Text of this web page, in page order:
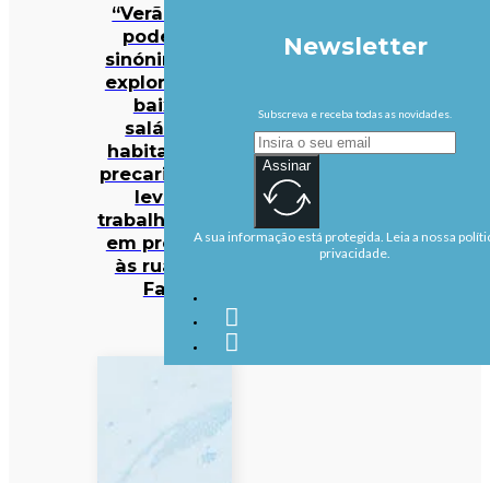
“Verão não
pode ser
sinónimo de
exploração”:
baixos
salários,
habitação e
precariedade
levam
trabalhadores
em protesto
às ruas de
Faro
Newsletter
Subscreva e receba todas as novidades.
Assinar
A sua informação está protegida. Leia a nossa
privacidade.